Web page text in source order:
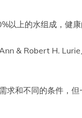
以上的水组成，健
& Robert H.
求和不同的条件，